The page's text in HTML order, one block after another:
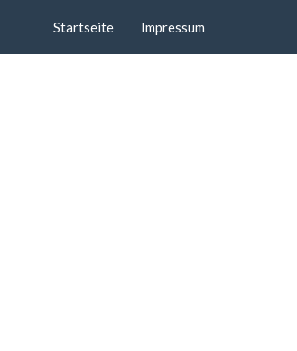
Startseite Impressum